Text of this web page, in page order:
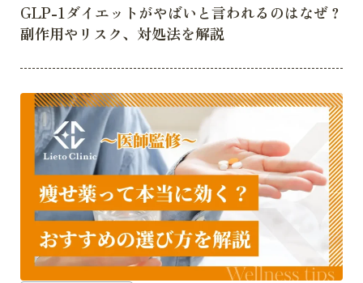
GLP-1ダイエットがやばいと言われるのはなぜ？
副作用やリスク、対処法を解説